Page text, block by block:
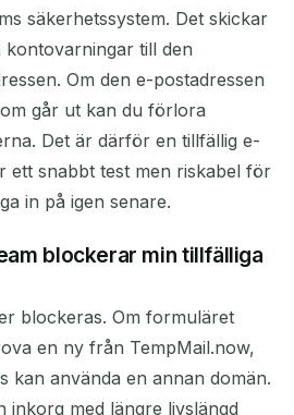
säkerhetssystem. Det skickar
till den
Om den e-postadressen
går ut kan du förlora
Det är därför en tillfällig e-
ett snabbt test men riskabel för
in på igen senare.
blockerar min tillfälliga
blockeras. Om formuläret
en ny från TempMail.now,
kan använda en annan domän.
inkorg med längre livslängd